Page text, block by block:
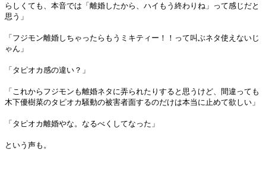
らしくても、本音では「離婚したから、ハイもう終わりね」って感じだと
思う」
「フジモン離婚しちゃったらもうミキティー！！って叫ぶネタ使えないじ
ゃん」
「タピオカ感の違い？」
「これからフジモンも離婚ネタに弄られたりすると思うけど、間違っても
木下優樹菜のタピオカ騒動の被害者面するのだけは本当に止めて欲しい」
「タピオカ離婚やな。なるべくしてなった」
という声も。